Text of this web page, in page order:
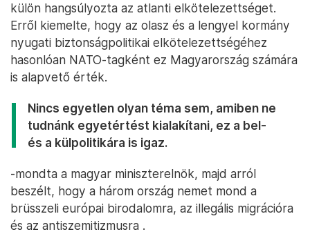
külön hangsúlyozta az atlanti elkötelezettséget.
Erről kiemelte, hogy az olasz és a lengyel kormány
nyugati biztonságpolitikai elkötelezettségéhez
hasonlóan NATO-tagként ez Magyarország számára
is alapvető érték.
Nincs egyetlen olyan téma sem, amiben ne
tudnánk egyetértést kialakítani, ez a bel-
és a külpolitikára is igaz.
-mondta a magyar miniszterelnök, majd arról
beszélt, hogy a három ország nemet mond a
brüsszeli európai birodalomra, az illegális migrációra
és az antiszemitizmusra .